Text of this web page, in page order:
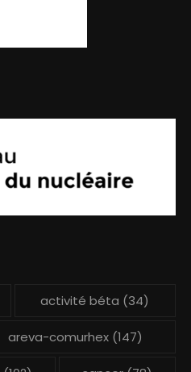
activité béta (34)
areva-comurhex(147)